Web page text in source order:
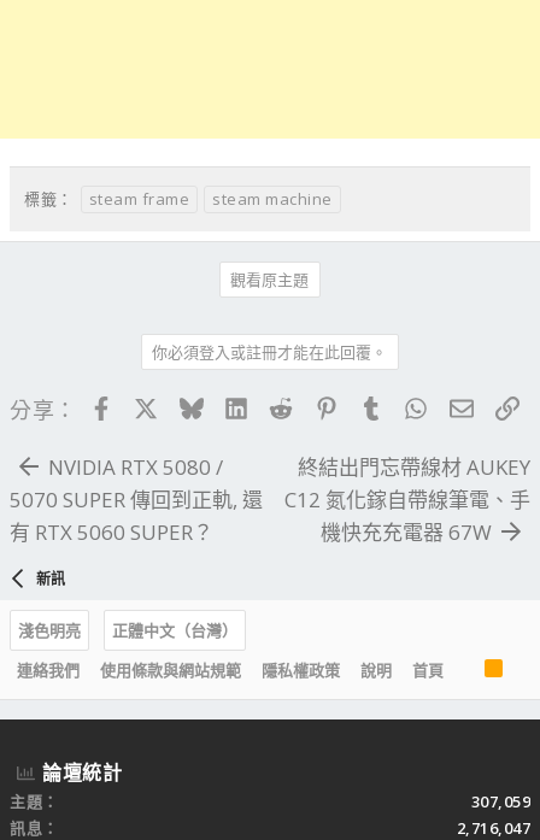
標籤： steam frame steam machine
觀看原主題
你必須登入或註冊才能在此回覆。
分享： FacebookBlueskyLinkedIn
Reddit PinterestTumblrWhatsApp
電子
NVIDIA RTX 5080 /
5070 SUPER 傳回到正軌, 還
有 RTX 5060 SUPER？
終結出門忘帶線材 AUKEY
C12 氮化鎵自帶線筆電、手
機快充充電器 67W
新訊
淺色明亮
正體中文（台灣）
連絡我們
使用條款與網站規範 隱私權政策 說明 首頁
R
S
S
論壇統計
主題
307,059
訊息
2,716,047